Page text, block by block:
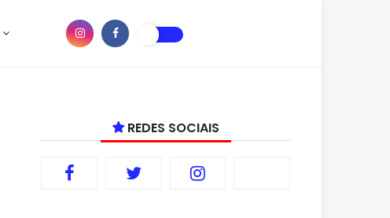
REDES SOCIAIS